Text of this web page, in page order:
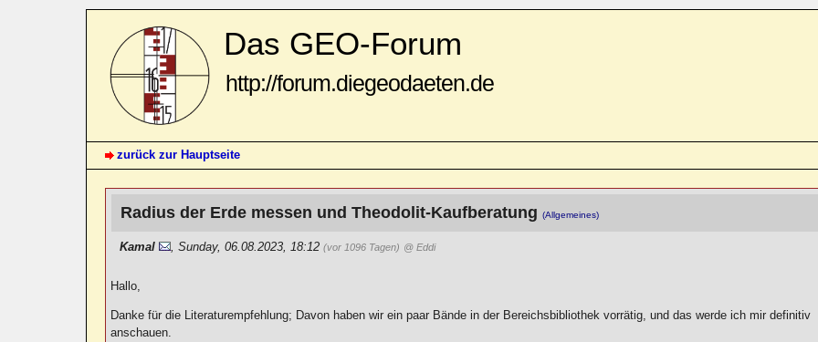
Das GEO-Forum
http://forum.diegeodaeten.de
zurück zur Hauptseite
Radius der Erde messen und Theodolit-Kaufberatung(Allgemeines)
Kamal ,Sunday, 06.08.2023, 18:12(vor 1096 Tagen) @ Eddi
Hallo,
Danke für die Literaturempfehlung; Davon haben wir ein paar Bände in der Bereichsbibliothek vorrätig, und das werde ich mir definitiv
anschauen.